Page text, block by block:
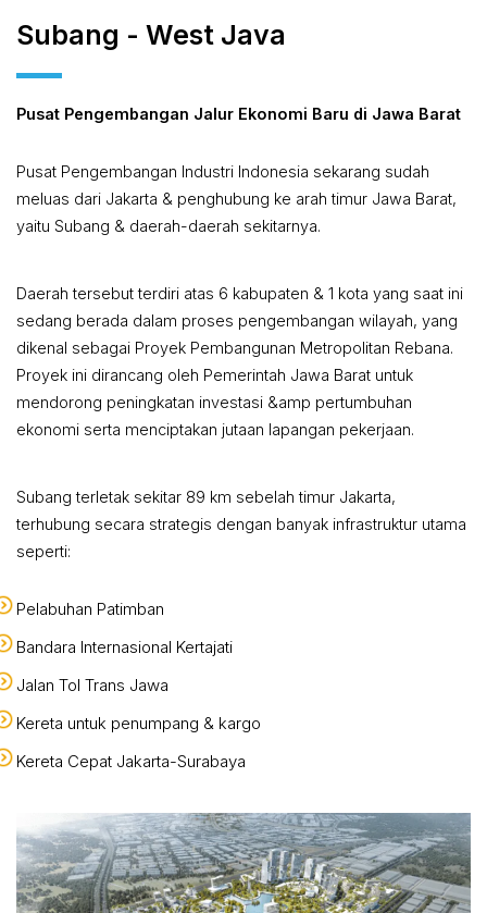
Subang - West Java
Pusat Pengembangan Jalur Ekonomi Baru di Jawa Barat
Pusat Pengembangan Industri Indonesia sekarang sudah
meluas dari Jakarta & penghubung ke arah timur Jawa Barat,
yaitu Subang & daerah-daerah sekitarnya.
Daerah tersebut terdiri atas 6 kabupaten & 1 kota yang saat ini
sedang berada dalam proses pengembangan wilayah, yang
dikenal sebagai Proyek Pembangunan Metropolitan Rebana.
Proyek ini dirancang oleh Pemerintah Jawa Barat untuk
mendorong peningkatan investasi &amp pertumbuhan
ekonomi serta menciptakan jutaan lapangan pekerjaan.
Subang terletak sekitar 89 km sebelah timur Jakarta,
terhubung secara strategis dengan banyak infrastruktur utama
seperti:
Pelabuhan Patimban
Bandara Internasional Kertajati
Jalan Tol Trans Jawa
Kereta untuk penumpang & kargo
Kereta Cepat Jakarta-Surabaya